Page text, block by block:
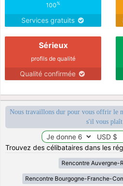
100%
Services gratuits
Sérieux
profils de qualité
Qualité confirmée
Nous travaillons dur pour vous offrir le
s'il vous plaît
Trouvez des célibataires dans les
Rencontre Auvergne-
Rencontre Bourgogne-Franche-